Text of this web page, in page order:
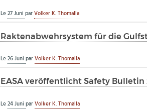
Le27 Juni parVolker K. Thomalla
Raktenabwehrsystem für die
Le26 Juni parVolker K. Thomalla
EASA veröffentlicht Safety
Le24 Juni parVolker K. Thomalla